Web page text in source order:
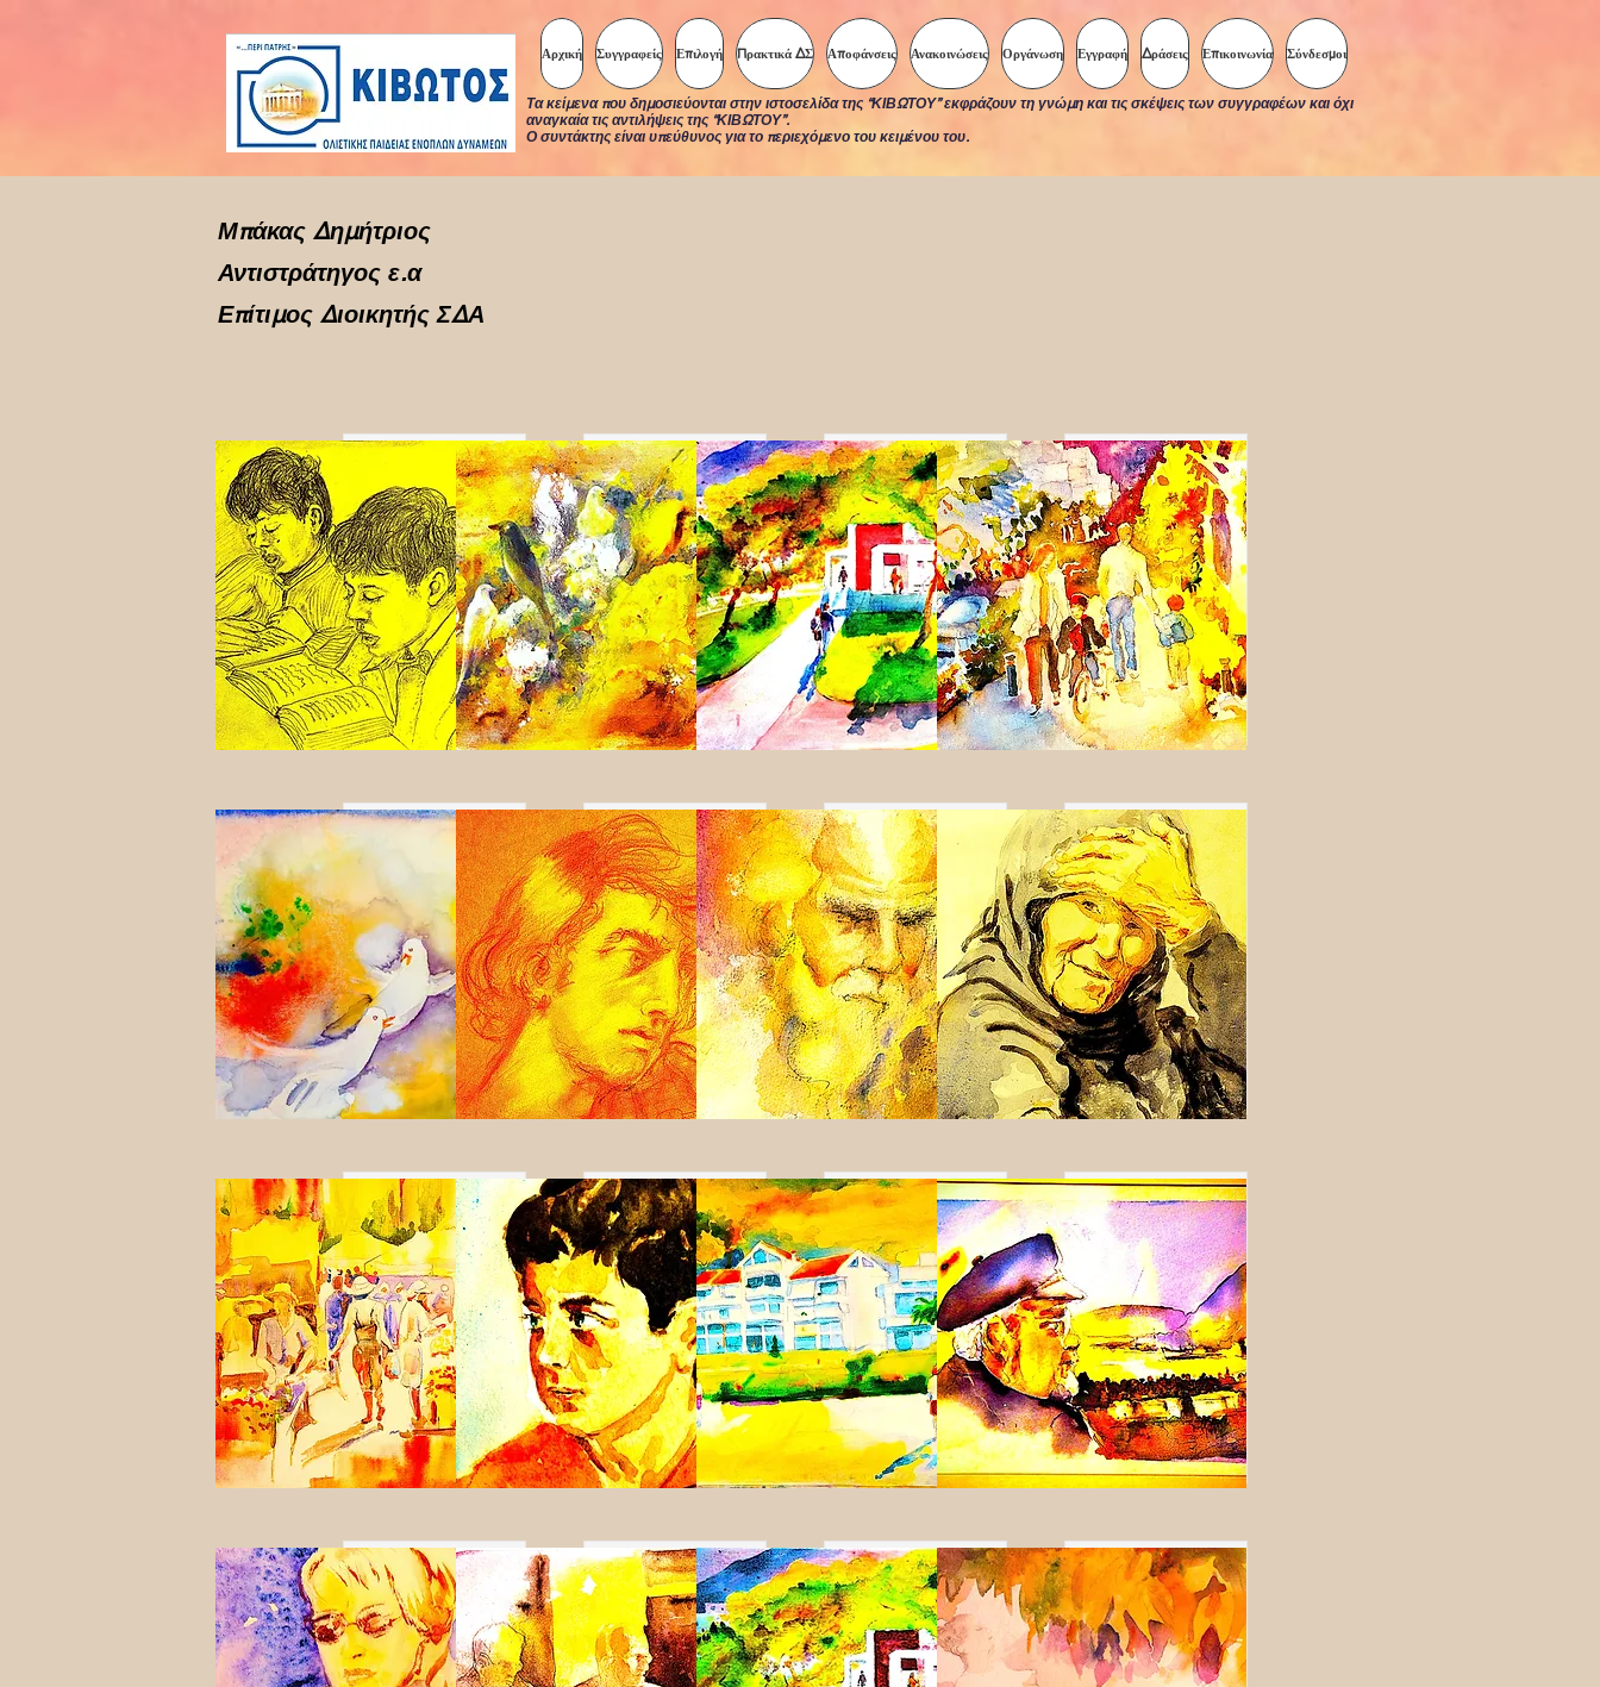
Αρχική Συγγραφείς Επιλογή Πρακτικά ΔΣ Αποφάνσεις Ανακοινώσεις Οργάνωση Εγγραφή Δράσεις Επικοινωνία Σύνδεσμοι
Τα κείμενα που δημοσιεύονται στην ιστοσελίδα της “ΚΙΒΩΤΟΥ” εκφράζουν τη γνώμη και τις σκέψεις των συγγραφέων και όχι
αναγκαία τις αντιλήψεις της “ΚΙΒΩΤΟΥ”.
Ο συντάκτης είναι υπεύθυνος για το περιεχόμενο του κειμένου του.
Μπάκας Δημήτριος
Αντιστράτηγος ε.α
Επίτιμος Διοικητής ΣΔΑ